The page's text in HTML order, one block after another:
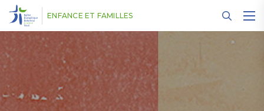
ENFANCE ET FAMILLES
Panneau de gestion des cookies